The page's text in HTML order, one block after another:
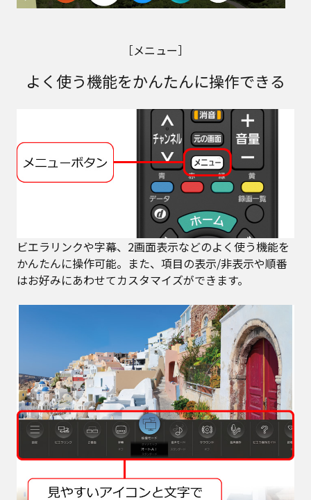
［メニュー］
よく使う機能をかんたんに操作できる
ビエラリンクや字幕、2画面表示などのよく使う機能を
かんたんに操作可能。また、項目の表示/非表示や順番
はお好みにあわせてカスタマイズができます。